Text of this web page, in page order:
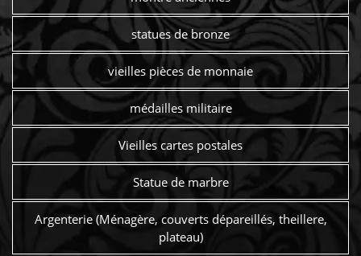
statues de bronze
vieilles pièces de monnaie
médailles militaire
Vieilles cartes postales
Statue de marbre
Argenterie (Ménagère, couverts dépareillés, theillere,
plateau)